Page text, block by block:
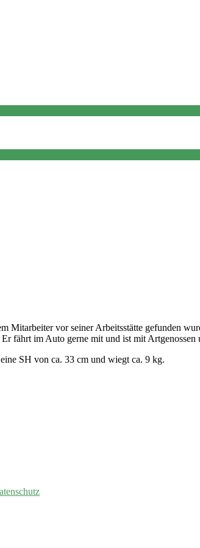
Mitarbeiter vor seiner Arbeitsstätte gefunden
fährt im Auto gerne mit und ist mit Artgenossen
SH von ca. 33 cm und wiegt ca. 9 kg.